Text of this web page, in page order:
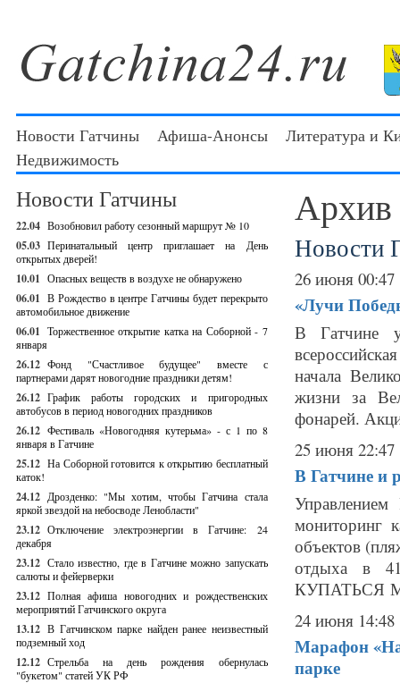
Новости Гатчины Афиша-Анонсы
Литература и
Недвижимость
Новости Гатчины
22.04 Возобновил работу сезонный маршрут № 10
05.03 Перинатальный центр приглашает на День
открытых дверей!
10.01 Опасных веществ в воздухе не обнаружено
06.01 В Рождество в центре Гатчины будет перекрыто
автомобильное движение
06.01 Торжественное открытие катка на Соборной - 7
января
26.12 Фонд "Счастливое будущее" вместе с
партнерами дарят новогодние праздники детям!
26.12 График работы городских и пригородных
автобусов в период новогодних праздников
26.12 Фестиваль «Новогодняя кутерьма» - с 1 по 8
января в Гатчине
25.12 На Соборной готовится к открытию бесплатный
каток!
24.12 Дрозденко: "Мы хотим, чтобы Гатчина стала
яркой звездой на небосводе Ленобласти"
23.12 Отключение электроэнергии в Гатчине: 24
декабря
23.12 Стало известно, где в Гатчине можно запускать
салюты и фейерверки
23.12 Полная афиша новогодних и рождественских
мероприятий Гатчинского округа
13.12 В Гатчинском парке найден ранее неизвестный
подземный ход
12.12 Стрельба на день рождения обернулась
"букетом" статей УК РФ
Архив
Новости
26 июня 00:47
«Лучи
В Гатчине
начала
жизни за
фонарей.
25 июня 22:47
В Гатчине и
Управлением
мониторинг
объектов
отдыха в
КУПАТЬСЯ
24 июня 14:48
Марафон
парке